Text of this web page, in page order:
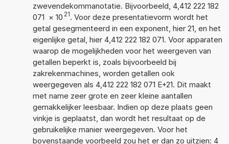
zwevendekommanotatie. Bijvoorbeeld, 4,412 222 182
071 × 10 21. Voor deze presentatievorm wordt het
getal gesegmenteerd in een exponent, hier 21, en het
eigenlijke getal, hier 4,412 222 182 071. Voor apparaten
waarop de mogelijkheden voor het weergeven van
getallen beperkt is, zoals bijvoorbeeld bij
zakrekenmachines, worden getallen ook
weergegeven als 4,412 222 182 071 E+21. Dit maakt
met name zeer grote en zeer kleine aantallen
gemakkelijker leesbaar. Indien op deze plaats geen
vinkje is geplaatst, dan wordt het resultaat op de
gebruikelijke manier weergegeven. Voor het
bovenstaande voorbeeld zou het er dan zo uitzien: 4